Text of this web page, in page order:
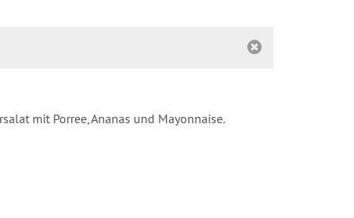
mit Porree, Ananas und Mayonnaise.